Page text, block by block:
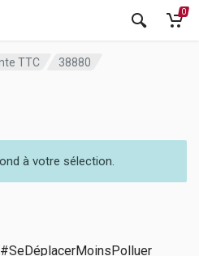
0
TTC 38880
à votre sélection.